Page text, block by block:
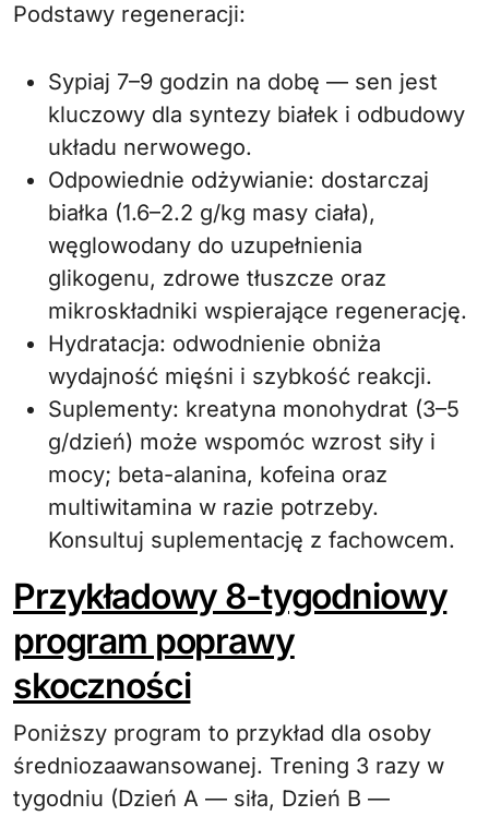
Podstawy regeneracji:
Sypiaj 7–9 godzin na dobę — sen jest
kluczowy dla syntezy białek i odbudowy
układu nerwowego.
Odpowiednie odżywianie: dostarczaj
białka (1.6–2.2 g/kg masy ciała),
węglowodany do uzupełnienia
glikogenu, zdrowe tłuszcze oraz
mikroskładniki wspierające regenerację.
Hydratacja: odwodnienie obniża
wydajność mięśni i szybkość reakcji.
Suplementy: kreatyna monohydrat (3–5
g/dzień) może wspomóc wzrost siły i
mocy; beta-alanina, kofeina oraz
multiwitamina w razie potrzeby.
Konsultuj suplementację z fachowcem.
Przykładowy 8-tygodniowy
program poprawy
skoczności
Poniższy program to przykład dla osoby
średniozaawansowanej. Trening 3 razy w
tygodniu (Dzień A — siła, Dzień B —